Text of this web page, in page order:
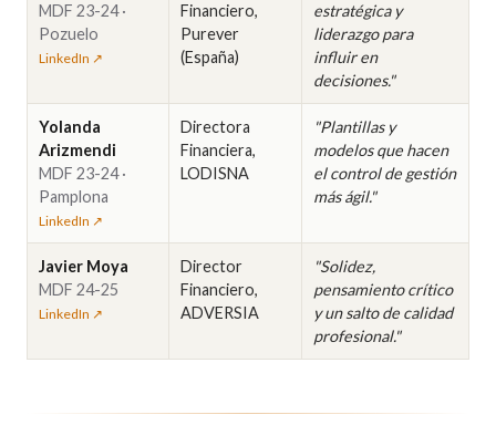
MDF 23-24 ·
Pozuelo
LinkedIn ↗
Financiero,
Purever
(España)
estratégica y
liderazgo para
influir en
decisiones."
Yolanda
Arizmendi
MDF 23-24 ·
Pamplona
LinkedIn ↗
Directora
Financiera,
LODISNA
"Plantillas y
modelos que hacen
el control de gestión
más ágil."
Javier Moya
MDF 24-25
LinkedIn ↗
Director
Financiero,
ADVERSIA
"Solidez,
pensamiento crítico
y un salto de calidad
profesional."